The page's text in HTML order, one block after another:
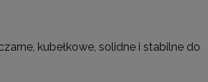
kubełkowe, solidne i stabilne do